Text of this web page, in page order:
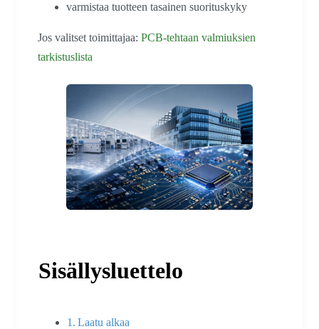
varmistaa tuotteen tasainen suorituskyky
Jos valitset toimittajaa: PCB-tehtaan valmiuksien
tarkistuslista
Sisällysluettelo
Laatu alkaa